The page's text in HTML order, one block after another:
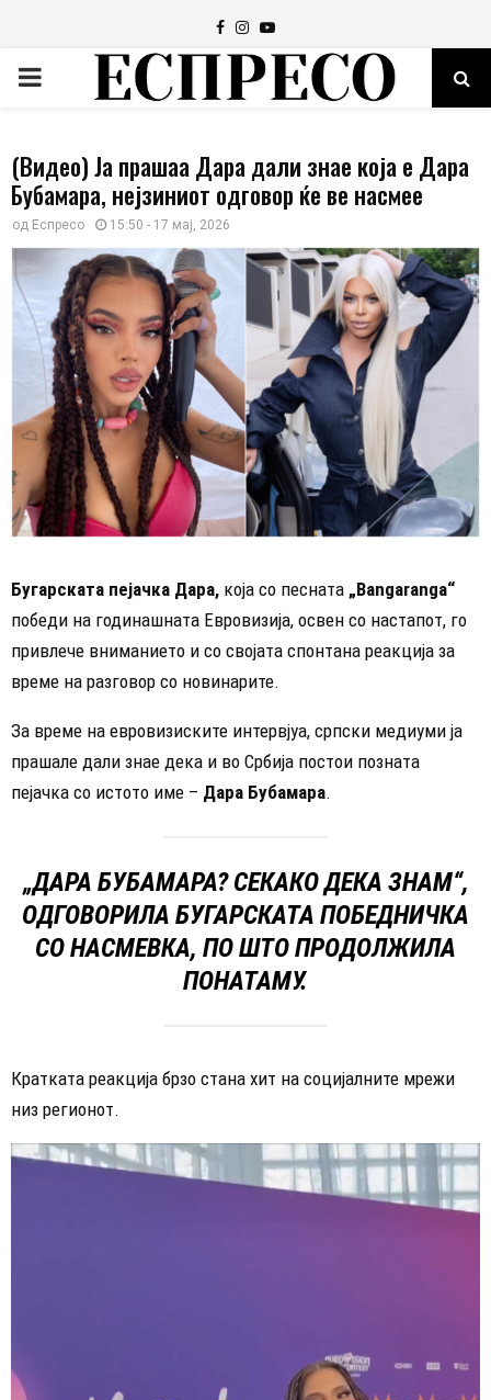
Facebook
Instagram
Youtube
PRIMARY
(Видео) Ја прашаа Дара дали знае која е Дара
Бубамара, нејзиниот одговор ќе ве насмее
од Еспресо 15:50 - 17 мај, 2026
Бугарската пејачка Дара, која со песната „Bangaranga“
победи на годинашната Евровизија, освен со настапот, го
привлече вниманието и со својата спонтана реакција за
време на разговор со новинарите.
За време на евровизиските интервјуа, српски медиуми ја
прашале дали знае дека и во Србија постои позната
пејачка со истото име – Дара Бубамара.
„ДАРА БУБАМАРА? СЕКАКО ДЕКА ЗНАМ“,
ОДГОВОРИЛА БУГАРСКАТА ПОБЕДНИЧКА
СО НАСМЕВКА, ПО ШТО ПРОДОЛЖИЛА
ПОНАТАМУ.
Кратката реакција брзо стана хит на социјалните мрежи
низ регионот.
В
е